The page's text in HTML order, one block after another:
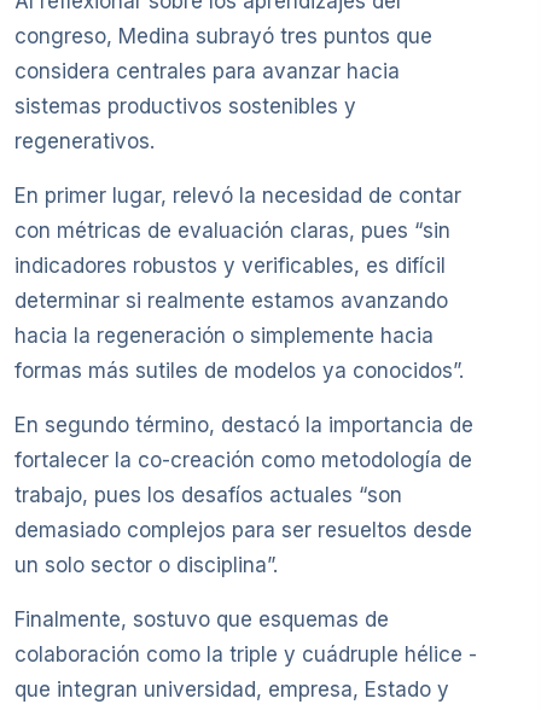
congreso, Medina subrayó tres puntos que
considera centrales para avanzar hacia
sistemas productivos sostenibles y
regenerativos.
En primer lugar, relevó la necesidad de contar
con métricas de evaluación claras, pues “sin
indicadores robustos y verificables, es difícil
determinar si realmente estamos avanzando
hacia la regeneración o simplemente hacia
formas más sutiles de modelos ya conocidos”.
En segundo término, destacó la importancia de
fortalecer la co-creación como metodología de
trabajo, pues los desafíos actuales “son
demasiado complejos para ser resueltos desde
un solo sector o disciplina”.
Finalmente, sostuvo que esquemas de
colaboración como la triple y cuádruple hélice -
que integran universidad, empresa, Estado y